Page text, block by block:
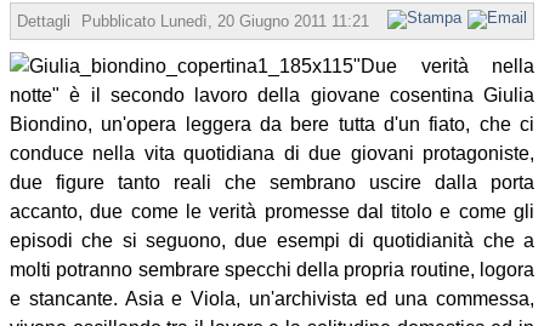
Dettagli Pubblicato Lunedì, 20 Giugno 2011 11:21 Scritto da Pina Iorillo
"Due verità nella
notte" è il secondo lavoro della giovane cosentina Giulia
Biondino, un'opera leggera da bere tutta d'un fiato, che ci
conduce nella vita quotidiana di due giovani protagoniste,
due figure tanto reali che sembrano uscire dalla porta
accanto, due come le verità promesse dal titolo e come gli
episodi che si seguono, due esempi di quotidianità che a
molti potranno sembrare specchi della propria routine, logora
e stancante. Asia e Viola, un'archivista ed una commessa,